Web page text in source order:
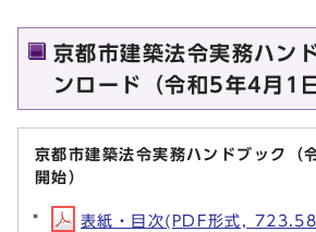
京都市建築法令実務ハン
ンロード（令和5年4月1
京都市建築法令実務ハンドブック（
開始）
表紙・目次(PDF形式,